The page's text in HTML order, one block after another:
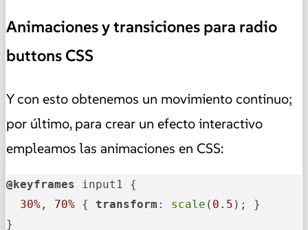
Animaciones y transiciones para radio
buttons CSS
Y con esto obtenemos un movimiento continuo;
por último, para crear un efecto interactivo
empleamos las animaciones en CSS:
@keyframes input1 {
30% , 70% { transform : scale ( 0.5 ); }